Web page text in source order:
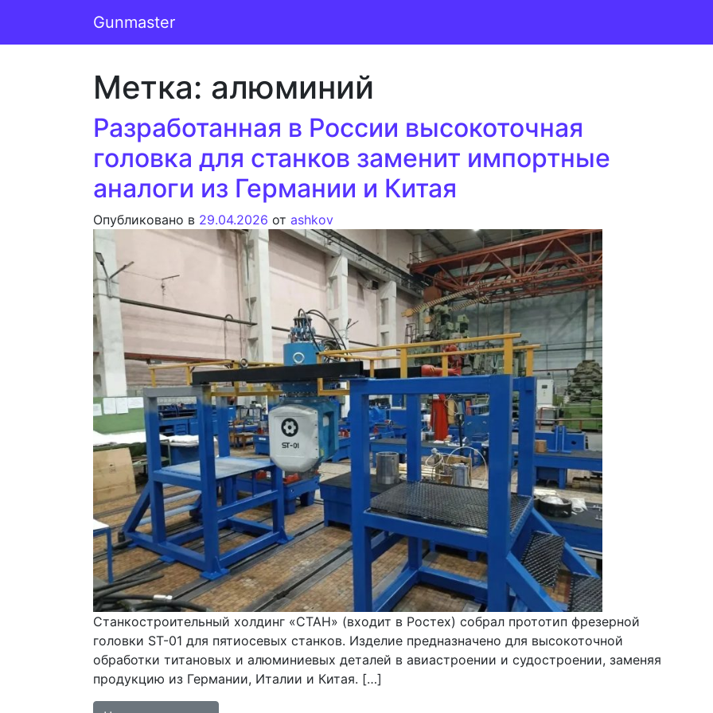
Основная навигация
Gunmaster
Метка: алюминий
Разработанная в России высокоточная
головка для станков заменит импортные
аналоги из Германии и Китая
Опубликовано в 29.04.2026 от ashkov
Станкостроительный холдинг «СТАН» (входит в Ростех) собрал прототип фрезерной
головки ST-01 для пятиосевых станков. Изделие предназначено для высокоточной
обработки титановых и алюминиевых деталей в авиастроении и судостроении, заменяя
продукцию из Германии, Италии и Китая. […]